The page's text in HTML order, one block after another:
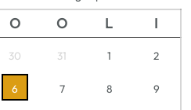
O O L I
30 31 1 2
6 7 8 9